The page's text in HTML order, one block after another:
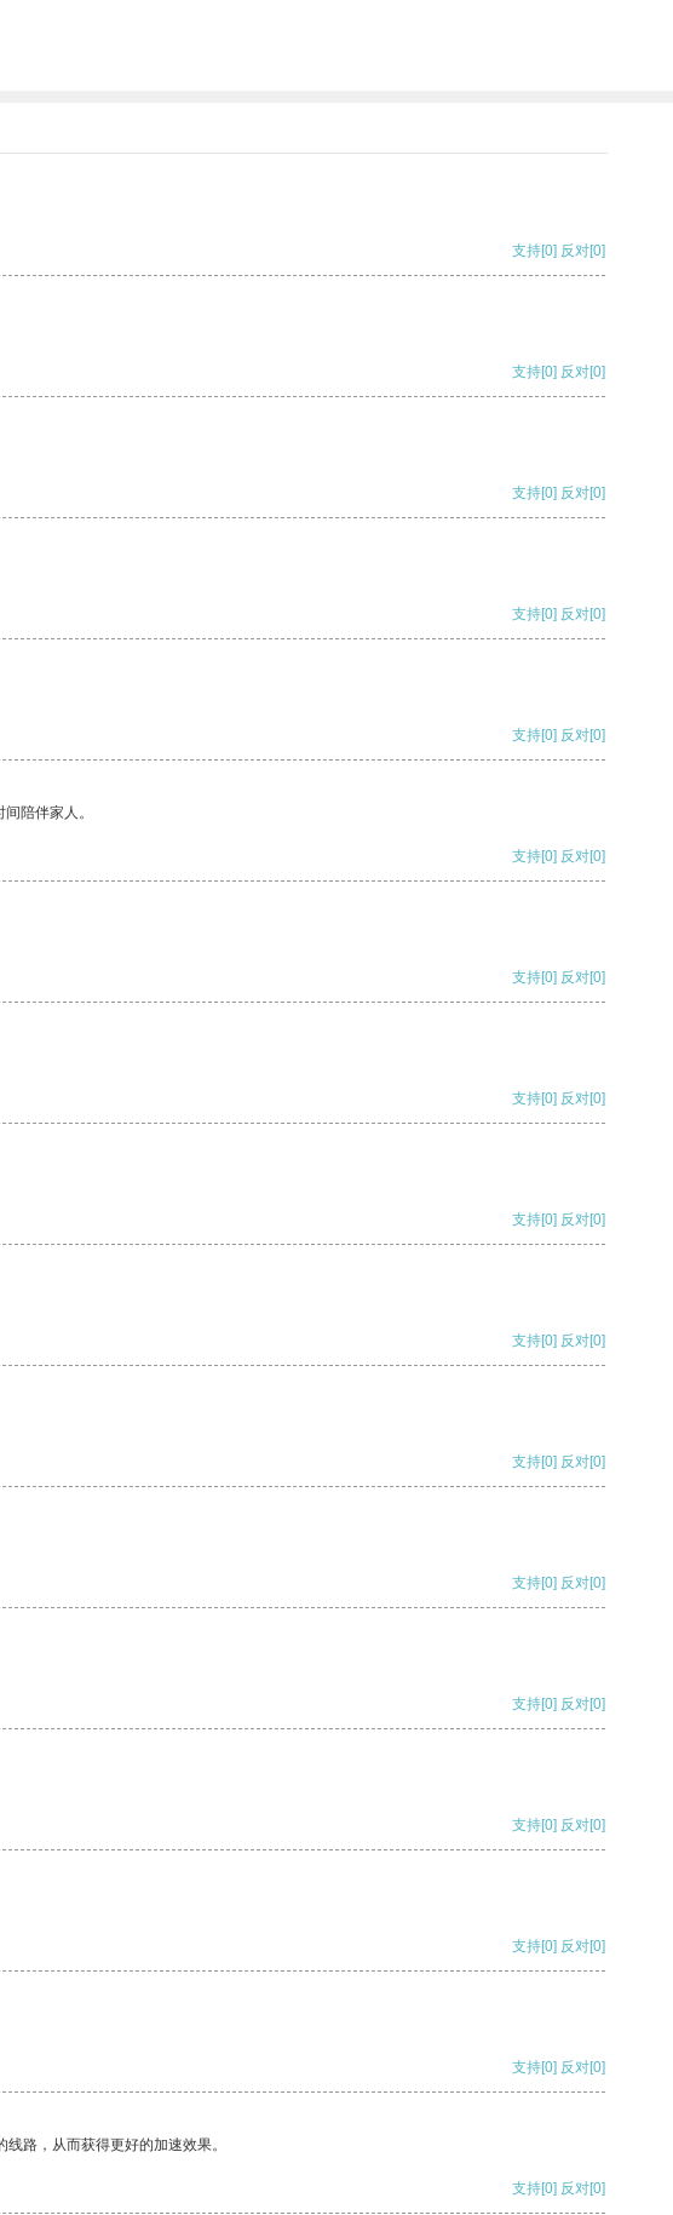
支持[0] 反对[0]
支持[0] 反对[0]
支持[0] 反对[0]
支持[0] 反对[0]
支持[0] 反对[0]
陪伴家人。
支持[0] 反对[0]
支持[0] 反对[0]
支持[0] 反对[0]
支持[0] 反对[0]
支持[0] 反对[0]
支持[0] 反对[0]
支持[0] 反对[0]
支持[0] 反对[0]
支持[0] 反对[0]
支持[0] 反对[0]
支持[0] 反对[0]
路，从而获得更好的加速效果。
支持[0] 反对[0]